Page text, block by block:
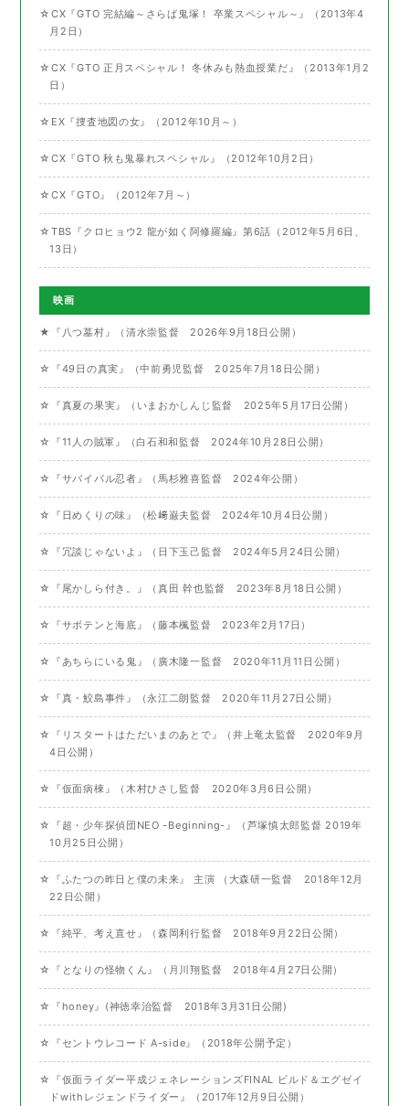
☆CX『GTO 完結編～さらば鬼塚！ 卒業スペシャル～』（2013年4
月2日）
☆CX『GTO 正月スペシャル！ 冬休みも熱血授業だ』（2013年1月2
日）
☆EX『捜査地図の女』（2012年10月～）
☆CX『GTO 秋も鬼暴れスペシャル』（2012年10月2日）
☆CX『GTO』（2012年7月～）
☆TBS『クロヒョウ2 龍が如く阿修羅編』第6話（2012年5月6日、
13日）
映画
★『八つ墓村』（清水崇監督 2026年9月18日公開）
☆『49日の真実』（中前勇児監督 2025年7月18日公開）
☆『真夏の果実』（いまおかしんじ監督 2025年5月17日公開）
☆『11人の賊軍』（白石和和監督 2024年10月28日公開）
☆『サバイバル忍者』（馬杉雅喜監督 2024年公開）
☆『日めくりの味』（松﨑巌夫監督 2024年10月4日公開）
☆『冗談じゃないよ』（日下玉己監督 2024年5月24日公開）
☆『尾かしら付き。』（真田 幹也監督 2023年8月18日公開）
☆『サボテンと海底』（藤本楓監督 2023年2月17日）
☆『あちらにいる鬼』（廣木隆一監督 2020年11月11日公開）
☆『真・鮫島事件』（永江二朗監督 2020年11月27日公開）
☆『リスタートはただいまのあとで』（井上竜太監督 2020年9月
4日公開）
☆『仮面病棟』（木村ひさし監督 2020年3月6日公開）
☆『超・少年探偵団NEO -Beginning-』（芦塚慎太郎監督 2019年
10月25日公開）
☆『ふたつの昨日と僕の未来』 主演 （大森研一監督 2018年12月
22日公開）
☆『純平、考え直せ』（森岡利行監督 2018年9月22日公開）
☆『となりの怪物くん』（月川翔監督 2018年4月27日公開）
☆『honey』(神徳幸治監督 2018年3月31日公開)
☆『セントウレコード A-side』（2018年公開予定）
☆『仮面ライダー平成ジェネレーションズFINAL ビルド＆エグゼイ
ドwithレジェンドライダー』（2017年12月9日公開）